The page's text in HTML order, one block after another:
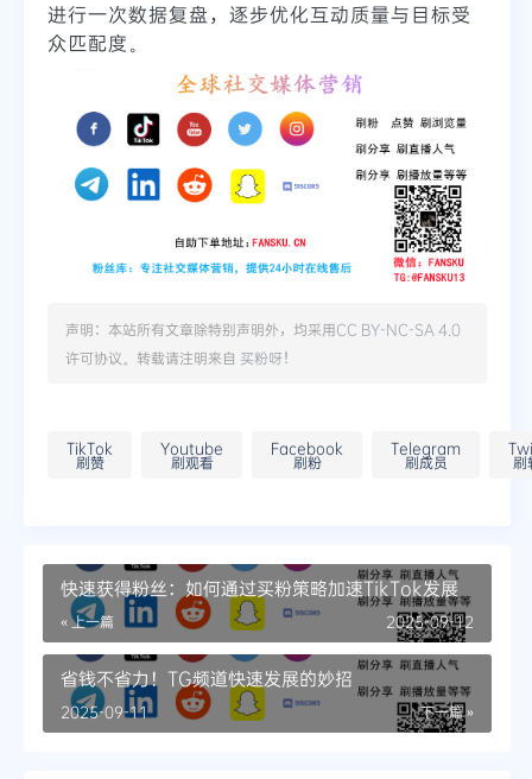
进行一次数据复盘，逐步优化互动质量与目标受
众匹配度。
声明：本站所有文章除特别声明外，均采用CC BY-NC-SA 4.0
许可协议。转载请注明来自 买粉呀！
TikTok
刷赞
Youtube
刷观看
Facebook
刷粉
Telegram
刷成员 刷
快速获得粉丝：如何通过买粉策略加速TikTok发展
« 上一篇 2025-09-12
省钱不省力！TG频道快速发展的妙招
下一篇 »
2025-09-11